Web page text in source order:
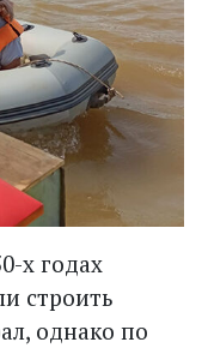
х годах
строить
однако по